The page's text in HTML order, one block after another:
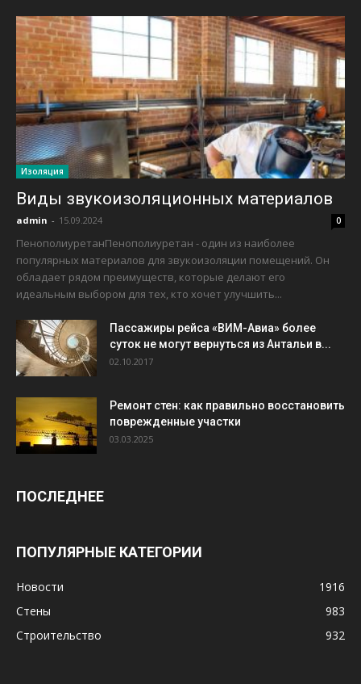
Изоляция
Виды звукоизоляционных материалов
admin - 15.09.2024 0
ПенополиуретанПенополиуретан - один из наиболее
популярных материалов для звукоизоляции помещений. Он
обладает рядом преимуществ, которые делают его
идеальным выбором для тех, кто хочет улучшить...
Пассажиры рейса «ВИМ-Авиа» более
суток не могут вернуться из Антальи в...
02.10.2017
Ремонт стен: как правильно восстановить
поврежденные участки
03.03.2025
ПОСЛЕДНЕЕ
ПОПУЛЯРНЫЕ КАТЕГОРИИ
Новости
1916
Стены
983
Строительство
932